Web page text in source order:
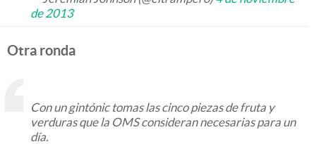
de 2013
Otra ronda
Con un gintónic tomas las cinco piezas de fruta y
verduras que la OMS consideran necesarias para un
día.